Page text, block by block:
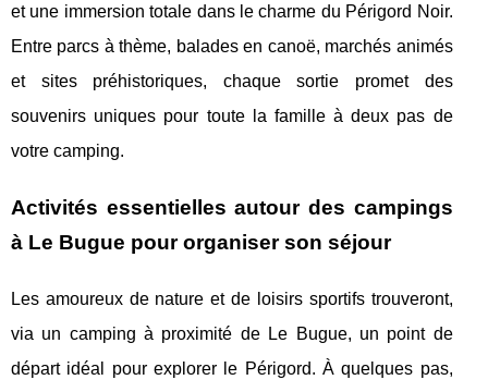
et une immersion totale dans le charme du Périgord Noir.
Entre parcs à thème, balades en canoë, marchés animés
et sites préhistoriques, chaque sortie promet des
souvenirs uniques pour toute la famille à deux pas de
votre camping.
Activités essentielles autour des campings
à Le Bugue pour organiser son séjour
Les amoureux de nature et de loisirs sportifs trouveront,
via un camping à proximité de Le Bugue, un point de
départ idéal pour explorer le Périgord. À quelques pas,